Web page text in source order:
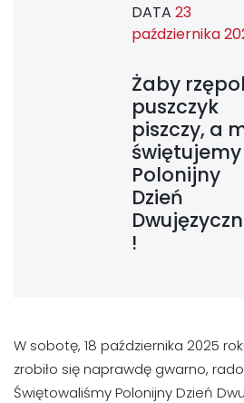
DATA 23
października
Żaby
puszczyk
piszczy, a
świętujemy
Polonijny
Dzień
!
W sobotę, 18 października 2025
zrobiło się naprawdę gwarno,
Świętowaliśmy Polonijny Dzień